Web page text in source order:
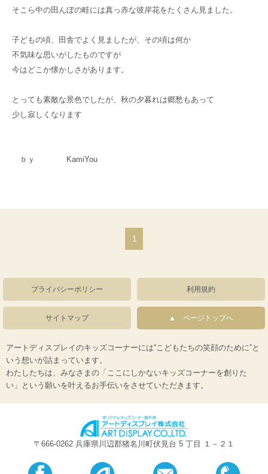
そこら中の田んぼの畦には真っ赤な彼岸花をたくさん見ました。
子どもの頃、田舎でよく見ましたが、その頃は何か
不気味な思いがしたものですが
今はどこか懐かしさがあります。
とっても素敵な景色でしたが、秋の夕暮れは郷愁もあって
少し寂しくなります
ｂｙ KamiYou
1
プライバシーポリシー 利用規約
サイトマップ ページトップへ
アートディスプレイのキッズコーナーには“こどもたちの笑顔のために”と
いう想いが詰まっています。
わたしたちは、みなさまの「ここにしかないキッズコーナーを創りた
い」という願いを叶えるお手伝いをさせていただきます。
〒666-0262 兵庫県川辺郡猪名川町伏見台 5 丁目 １－２１